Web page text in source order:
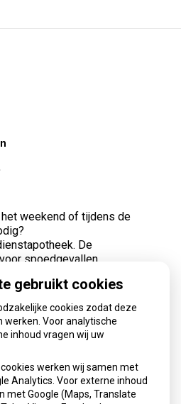
weekend of tijdens de
De
spoedgevallen.
gebruikt cookies
cookies zodat deze
werken. Voor analytische
inhoud vragen wij uw
werken wij samen met
Analytics. Voor externe inhoud
met Google (Maps, Translate